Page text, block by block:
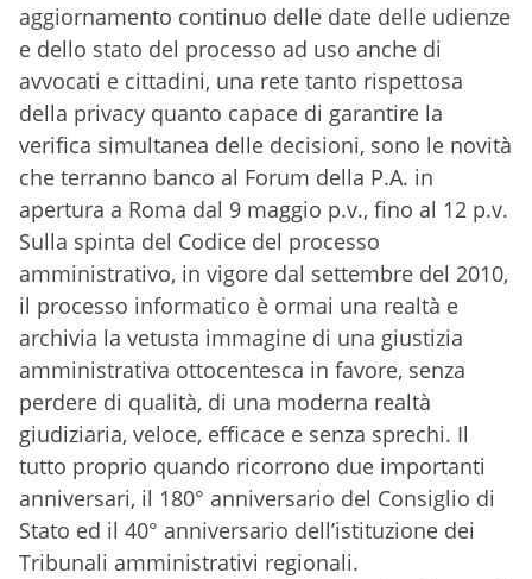
aggiornamento continuo delle date delle udienze
e dello stato del processo ad uso anche di
avvocati e cittadini, una rete tanto rispettosa
della privacy quanto capace di garantire la
verifica simultanea delle decisioni, sono le novità
che terranno banco al Forum della P.A. in
apertura a Roma dal 9 maggio p.v., fino al 12 p.v.
Sulla spinta del Codice del processo
amministrativo, in vigore dal settembre del 2010,
il processo informatico è ormai una realtà e
archivia la vetusta immagine di una giustizia
amministrativa ottocentesca in favore, senza
perdere di qualità, di una moderna realtà
giudiziaria, veloce, efficace e senza sprechi. Il
tutto proprio quando ricorrono due importanti
anniversari, il 180° anniversario del Consiglio di
Stato ed il 40° anniversario dell’istituzione dei
Tribunali amministrativi regionali.